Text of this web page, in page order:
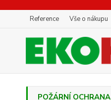
Reference Vše o nákupu
POŽÁRNÍ OCHRANA